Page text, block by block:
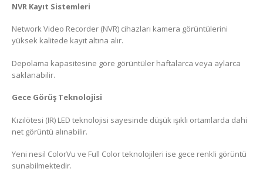
NVR Kayıt Sistemleri
Network Video Recorder (NVR) cihazları kamera görüntülerini
yüksek kalitede kayıt altına alır.
Depolama kapasitesine göre görüntüler haftalarca veya aylarca
saklanabilir.
Gece Görüş Teknolojisi
Kızılötesi (IR) LED teknolojisi sayesinde düşük ışıklı ortamlarda dahi
net görüntü alınabilir.
Yeni nesil ColorVu ve Full Color teknolojileri ise gece renkli görüntü
sunabilmektedir.